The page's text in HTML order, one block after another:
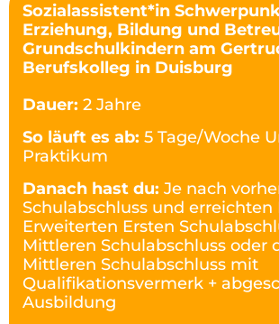
Sozialassistent*in
Erziehung, Bildung und
Grundschulkindern am
Berufskolleg in Duisburg
Dauer: 2 Jahre
So läuft es ab: 5 Tage/Woche
Praktikum
Danach hast du: Je nach
Schulabschluss und erreichten
Erweiterten Ersten
Mittleren Schulabschluss oder
Mittleren Schulabschluss mit
Qualifikationsvermerk +
Ausbildung